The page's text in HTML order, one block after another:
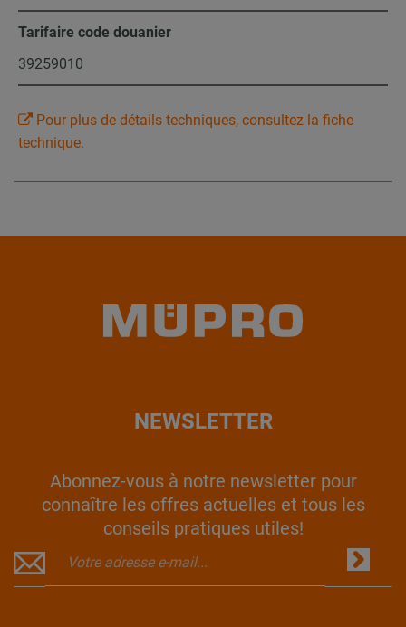
Tarifaire code douanier
39259010
Pour plus de détails techniques, consultez la fiche
technique.
NEWSLETTER
Abonnez-vous à notre newsletter pour
connaître les offres actuelles et tous les
conseils pratiques utiles!